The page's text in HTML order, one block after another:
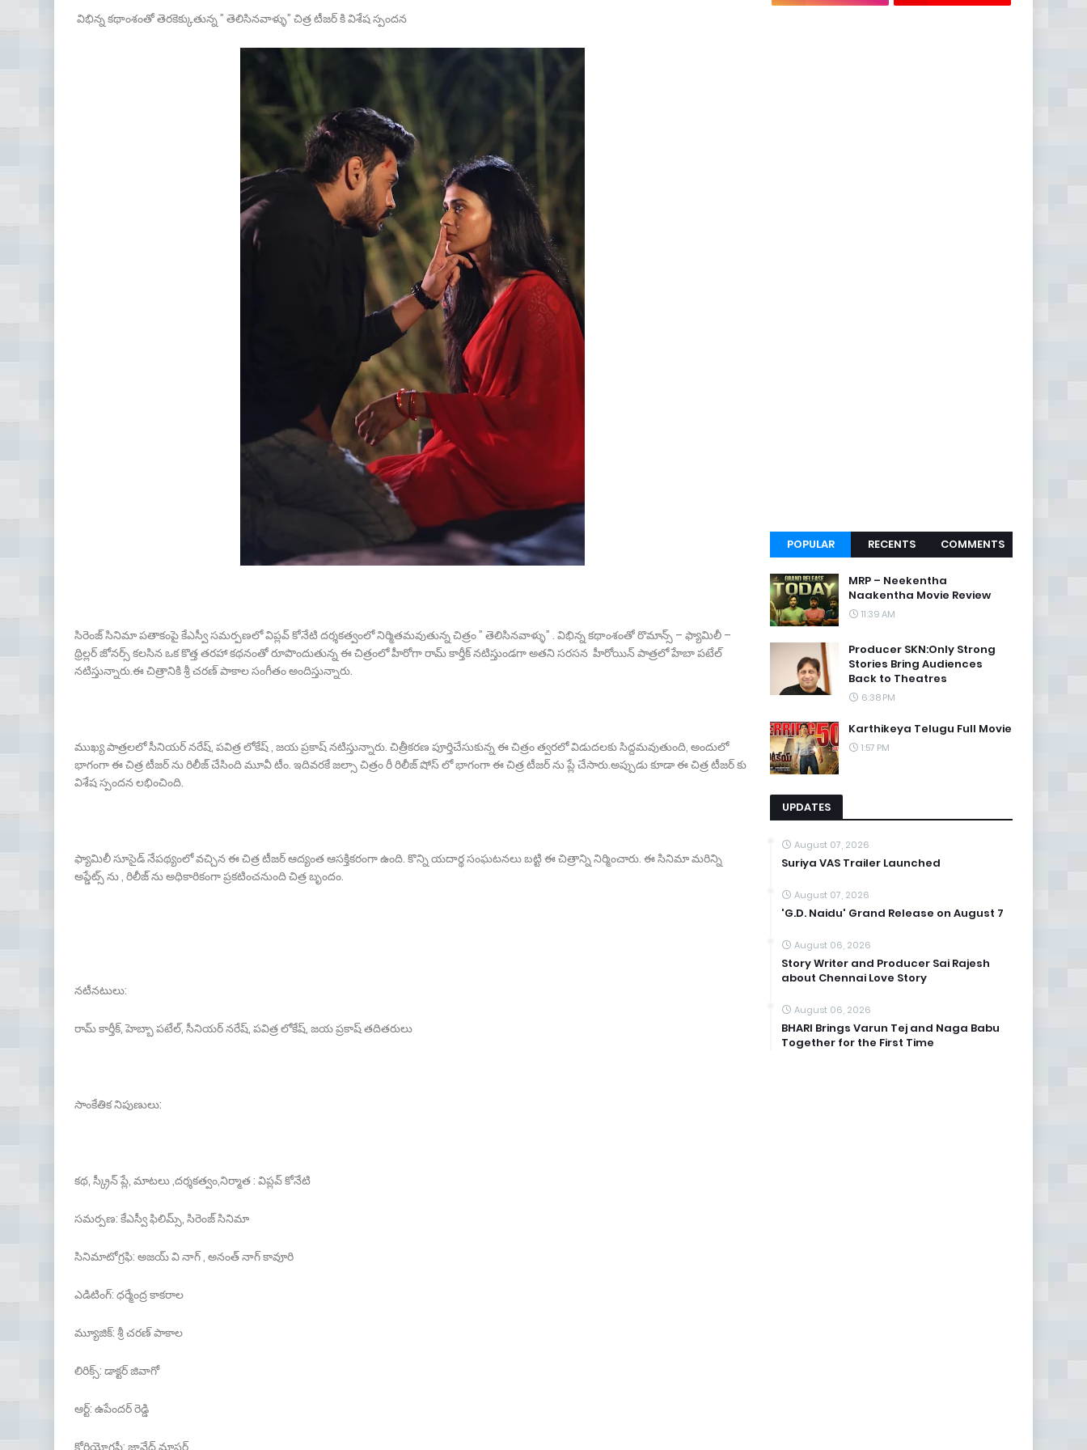
విభిన్న కథాంశంతో తెరకెక్కుతున్న ” తెలిసినవాళ్ళు” చిత్ర టీజర్ కి విశేష స్పందన
సిరెంజ్ సినిమా పతాకంపై కేఎస్వీ సమర్పణలో విప్లవ్ కోనేటి దర్శకత్వంలో నిర్మితమవుతున్న చిత్రం ” తెలిసినవాళ్ళు” . విభిన్న కథాంశంతో రొమాన్స్ – ఫ్యామిలీ –
థ్రిల్లర్ జోనర్స్ కలసిన ఒక కొత్త తరహా కథనంతో రూపొందుతున్న ఈ చిత్రంలో హీరోగా రామ్ కార్తీక్ నటిస్తుండగా అతని సరసన హీరోయిన్ పాత్రలో హేబా పటేల్
నటిస్తున్నారు.ఈ చిత్రానికి శ్రీ చరణ్ పాకాల సంగీతం అందిస్తున్నారు.
ముఖ్య పాత్రలలో సీనియర్ నరేష్, పవిత్ర లోకేష్ , జయ ప్రకాష్ నటిస్తున్నారు. చిత్రీకరణ పూర్తిచేసుకున్న ఈ చిత్రం త్వరలో విడుదలకు సిద్దమవుతుంది, అందులో
భాగంగా ఈ చిత్ర టీజర్ ను రిలీజ్ చేసింది మూవీ టీం. ఇదివరకే జల్సా చిత్రం రీ రిలీజ్ షోస్ లో భాగంగా ఈ చిత్ర టీజర్ ను ప్లే చేసారు.అప్పుడు కూడా ఈ చిత్ర టీజర్ కు
విశేష స్పందన లభించింది.
ఫ్యామిలీ సూసైడ్ నేపథ్యంలో వచ్చిన ఈ చిత్ర టీజర్ ఆద్యంత ఆసక్తికరంగా ఉంది. కొన్ని యదార్థ సంఘటనలు బట్టి ఈ చిత్రాన్ని నిర్మించారు. ఈ సినిమా మరిన్ని
అప్డేట్స్ ను , రిలీజ్ ను అధికారికంగా ప్రకటించనుంది చిత్ర బృందం.
నటీనటులు:
రామ్ కార్తీక్, హెబ్బా పటేల్, సీనియర్ నరేష్, పవిత్ర లోకేష్, జయ ప్రకాష్ తదితరులు
సాంకేతిక నిపుణులు:
కథ, స్క్రీన్ ప్లే, మాటలు ,దర్శకత్వం,నిర్మాత : విప్లవ్ కోనేటి
సమర్పణ: కేఎస్వీ ఫిలిమ్స్, సిరెంజ్ సినిమా
సినిమాటోగ్రఫి: అజయ్ వి నాగ్ , అనంత్ నాగ్ కావూరి
ఎడిటింగ్: ధర్మేంద్ర కాకరాల
మ్యూజిక్: శ్రీ చరణ్ పాకాల
లిరిక్స్: డాక్టర్ జివాగో
ఆర్ట్: ఉపేందర్ రెడ్డి
కోరియోగ్రఫీ: జావేద్ మాస్టర్
POPULAR RECENTS COMMENTS
MRP – Neekentha
Naakentha Movie Review
11:39 AM
Producer SKN:Only Strong
Stories Bring Audiences
Back to Theatres
6:38 PM
Karthikeya Telugu Full Movie
1:57 PM
UPDATES
August 07, 2026
Suriya VAS Trailer Launched
August 07, 2026
'G.D. Naidu' Grand Release on August 7
August 06, 2026
Story Writer and Producer Sai Rajesh
about Chennai Love Story
August 06, 2026
BHARI Brings Varun Tej and Naga Babu
Together for the First Time